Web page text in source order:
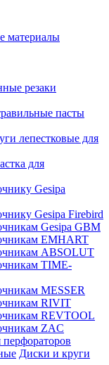
материалы
резаки
пасты
лепестковые для
для
Gesipa
Gesipa Firebird
Gesipa GBM
EMHART
ABSOLUT
TIME-
MESSER
RIVIT
REVTOOL
ZAC
Диски и круги